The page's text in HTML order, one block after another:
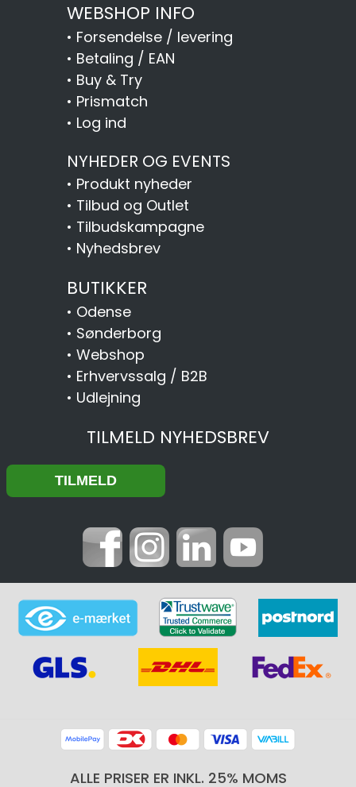
WEBSHOP INFO
• Forsendelse / levering
• Betaling / EAN
• Buy & Try
• Prismatch
• Log ind
NYHEDER OG EVENTS
• Produkt nyheder
• Tilbud og Outlet
• Tilbudskampagne
• Nyhedsbrev
BUTIKKER
• Odense
• Sønderborg
• Webshop
• Erhvervssalg / B2B
• Udlejning
TILMELD NYHEDSBREV
ALLE PRISER ER INKL. 25% MOMS